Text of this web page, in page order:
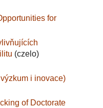
for
(czelo)
i inovace)
of Doctorate